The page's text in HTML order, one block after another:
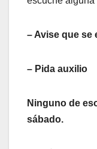
– Avise que se
– Pida auxilio
Ninguno de
sábado.